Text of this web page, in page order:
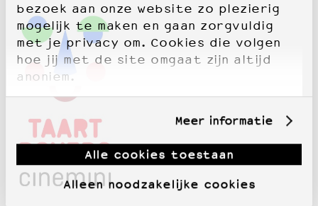
bezoek aan onze website zo plezierig
mogelijk te maken en gaan zorgvuldig
met je privacy om. Cookies die volgen
hoe jij met de site omgaat zijn altijd
anoniem.
Meer informatie
Alle cookies toestaan
Alleen noodzakelijke cookies